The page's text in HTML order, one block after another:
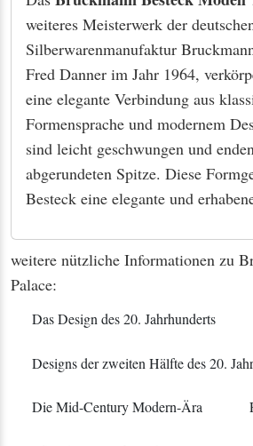
weiteres Meisterwerk der
Silberwarenmanufaktur
Fred Danner im Jahr 1964,
eine elegante Verbindung aus
Formensprache und modernem
sind leicht geschwungen und
abgerundeten Spitze. Diese
Besteck eine elegante und
weitere nützliche Informationen zu
Palace:
Das Design des 20. Jahrhunderts
Designs der zweiten Hälfte des 20.
Die Mid-Century Modern-Ära